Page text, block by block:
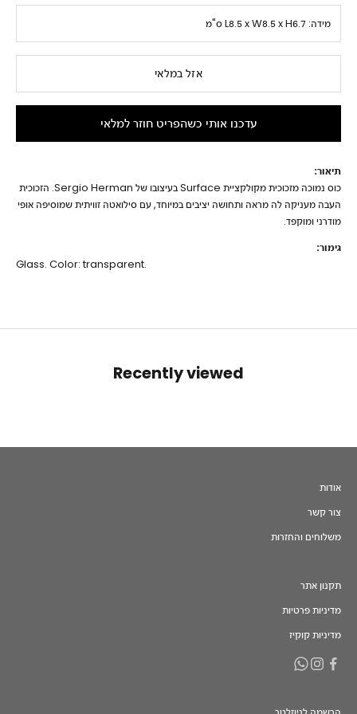
מידה: L8.5 x W8.5 x H6.7 ס"מ
אזל במלאי
עדכנו אותי כשהפריט חוזר למלאי
תיאור:
כוס נמוכה מזכוכית מקולקציית Surface בעיצובו של Sergio Herman. הזכוכית
העבה מעניקה לה מראה ותחושה יציבים במיוחד, עם סילואטה זוויתית שמוסיפה אופי
מודרני ומוקפד.
גימור:
Glass. Color: transparent.
Recently viewed
אודות
צור קשר
משלוחים והחזרות
תקנון אתר
מדיניות פרטיות
מדיניות קוקיז